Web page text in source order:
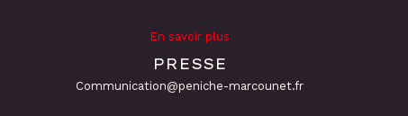
En savoir plus
PRESSE
Communication@peniche-marcounet.fr